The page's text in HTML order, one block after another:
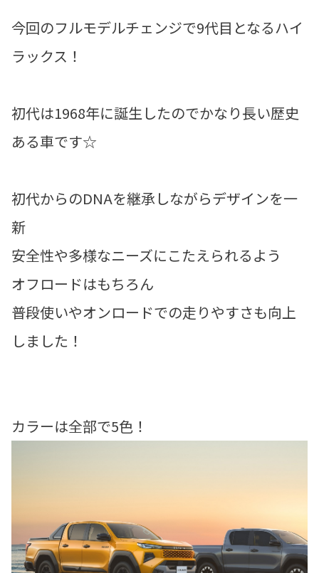
今回のフルモデルチェンジで9代目となるハイ
ラックス！
初代は1968年に誕生したのでかなり長い歴史
ある車です☆
初代からのDNAを継承しながらデザインを一
新
安全性や多様なニーズにこたえられるよう
オフロードはもちろん
普段使いやオンロードでの走りやすさも向上
しました！
カラーは全部で5色！